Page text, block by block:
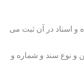
و اسناد در آن ثبت می
و نوع سند و شماره و